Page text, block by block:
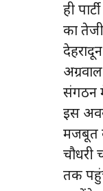
ही
का तेजी
संगठन
इस
मजबूत
चौधरी
तक